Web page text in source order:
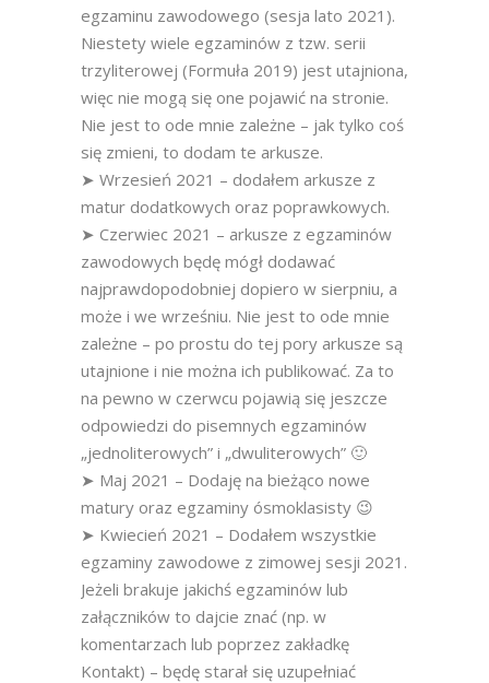
egzaminu zawodowego (sesja lato 2021).
Niestety wiele egzaminów z tzw. serii
trzyliterowej (Formuła 2019) jest utajniona,
więc nie mogą się one pojawić na stronie.
Nie jest to ode mnie zależne – jak tylko coś
się zmieni, to dodam te arkusze.
➤ Wrzesień 2021 – dodałem arkusze z
matur dodatkowych oraz poprawkowych.
➤ Czerwiec 2021 – arkusze z egzaminów
zawodowych będę mógł dodawać
najprawdopodobniej dopiero w sierpniu, a
może i we wrześniu. Nie jest to ode mnie
zależne – po prostu do tej pory arkusze są
utajnione i nie można ich publikować. Za to
na pewno w czerwcu pojawią się jeszcze
odpowiedzi do pisemnych egzaminów
„jednoliterowych” i „dwuliterowych” 🙂
➤ Maj 2021 – Dodaję na bieżąco nowe
matury oraz egzaminy ósmoklasisty 😉
➤ Kwiecień 2021 – Dodałem wszystkie
egzaminy zawodowe z zimowej sesji 2021.
Jeżeli brakuje jakichś egzaminów lub
załączników to dajcie znać (np. w
komentarzach lub poprzez zakładkę
Kontakt) – będę starał się uzupełniać